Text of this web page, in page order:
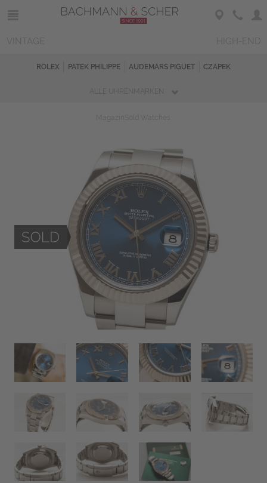
ROLEX PATEK PHILIPPE AUDEMARS PIGUET CZAPEK